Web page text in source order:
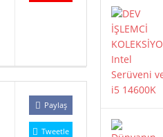
Paylaş
Tweetle